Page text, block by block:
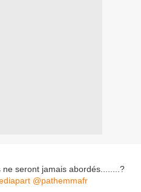
seront jamais abordés........?
@pathemmafr